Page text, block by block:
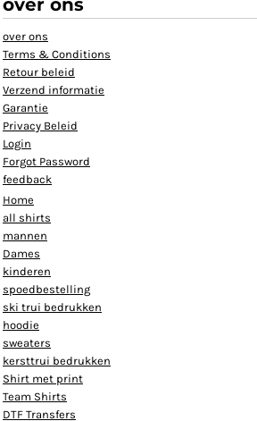
over ons
over ons
Terms & Conditions
Retour beleid
Verzend informatie
Garantie
Privacy Beleid
Login
Forgot Password
feedback
Home
all shirts
mannen
Dames
kinderen
spoedbestelling
ski trui bedrukken
hoodie
sweaters
kersttrui bedrukken
Shirt met print
Team Shirts
DTF Transfers